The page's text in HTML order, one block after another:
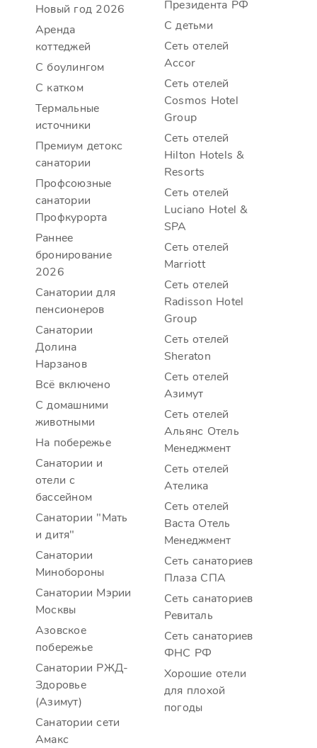
Новый год 2026
Аренда
коттеджей
С боулингом
C катком
Термальные
источники
Премиум детокс
санатории
Профсоюзные
санатории
Профкурорта
Раннее
бронирование
2026
Санатории для
пенсионеров
Санатории
Долина
Нарзанов
Всё включено
С домашними
животными
На побережье
Санатории и
отели с
бассейном
Санатории "Мать
и дитя"
Санатории
Минобороны
Санатории Мэрии
Москвы
Азовское
побережье
Санатории РЖД-
Здоровье
(Азимут)
Санатории сети
Амакс
Президента РФ
С детьми
Сеть отелей
Accor
Сеть отелей
Cosmos Hotel
Group
Сеть отелей
Hilton Hotels &
Resorts
Сеть отелей
Luciano Hotel &
SPA
Сеть отелей
Marriott
Сеть отелей
Radisson Hotel
Group
Сеть отелей
Sheraton
Сеть отелей
Азимут
Сеть отелей
Альянс Отель
Менеджмент
Сеть отелей
Ателика
Сеть отелей
Васта Отель
Менеджмент
Сеть санаториев
Плаза СПА
Сеть санаториев
Ревиталь
Сеть санаториев
ФНС РФ
Хорошие отели
для плохой
погоды